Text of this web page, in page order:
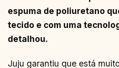
espuma de poliuretano
tecido e com uma
detalhou.
Juju garantiu que está